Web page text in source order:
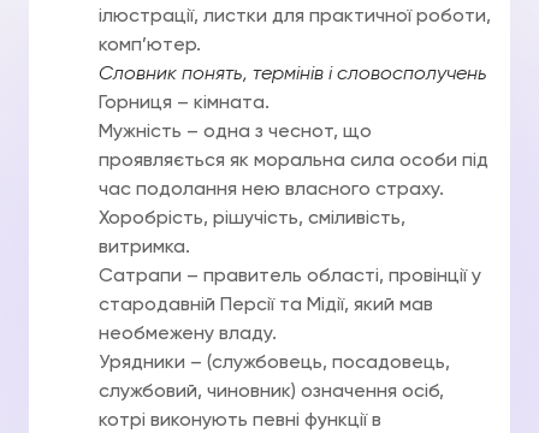
ілюстрації, листки для практичної роботи,
комп’ютер.
Словник понять, термінів і словосполучень
Горниця – кімната.
Мужність – одна з чеснот, що
проявляється як моральна сила особи під
час подолання нею власного страху.
Хоробрість, рішучість, сміливість,
витримка.
Сатрапи – правитель області, провінції у
стародавній Персії та Мідії, який мав
необмежену владу.
Урядники – (службовець, посадовець,
службовий, чиновник) означення осіб,
котрі виконують певні функції в